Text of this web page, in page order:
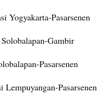
Yogyakarta-Pasarsenen
Gambir
Pasarsenen
Pasarsenen